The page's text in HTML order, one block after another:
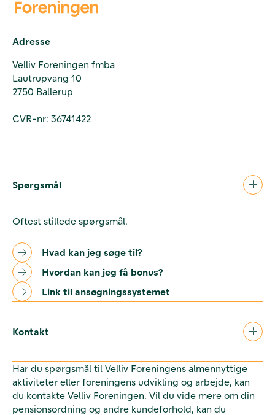
Adresse
Velliv Foreningen fmba
Lautrupvang 10
2750 Ballerup
CVR-nr: 36741422
Spørgsmål
Oftest stillede spørgsmål.
Hvad kan jeg søge til?
Hvordan kan jeg få bonus?
Link til ansøgningssystemet
Kontakt
Har du spørgsmål til Velliv Foreningens almennyttige
aktiviteter eller foreningens udvikling og arbejde, kan
du kontakte Velliv Foreningen. Vil du vide mere om din
pensionsordning og andre kundeforhold, kan du